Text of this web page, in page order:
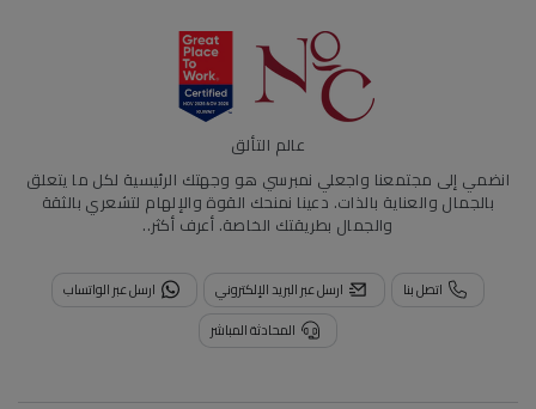
عالم التألق
انضمي إلى مجتمعنا واجعلي نمبرسي هو وجهتك الرئيسية لكل ما يتعلق
بالجمال والعناية بالذات. دعينا نمنحك القوة والإلهام لتشعري بالثقة
والجمال بطريقتك الخاصة. أعرف أكثر..
اتصل بنا ارسل عبر البريد الإلكتروني
ارسل عبر الواتساب
المحادثة المباشر